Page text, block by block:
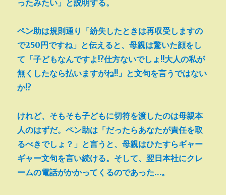
ったみたい」と説明する。
ペン助は規則通り「紛失したときは再収受しますの
で250円ですね」と伝えると、母親は驚いた顔をし
て「子どもなんですよ!?仕方ないでしょ!!大人の私が
無くしたなら払いますがね!!」と文句を言うではない
か!?
けれど、そもそも子どもに切符を渡したのは母親本
人のはずだ。ペン助は「だったらあなたが責任を取
るべきでしょ？」と言うと、母親はひたすらギャー
ギャー文句を言い続ける。そして、翌日本社にクレ
ームの電話がかかってくるのであった…。